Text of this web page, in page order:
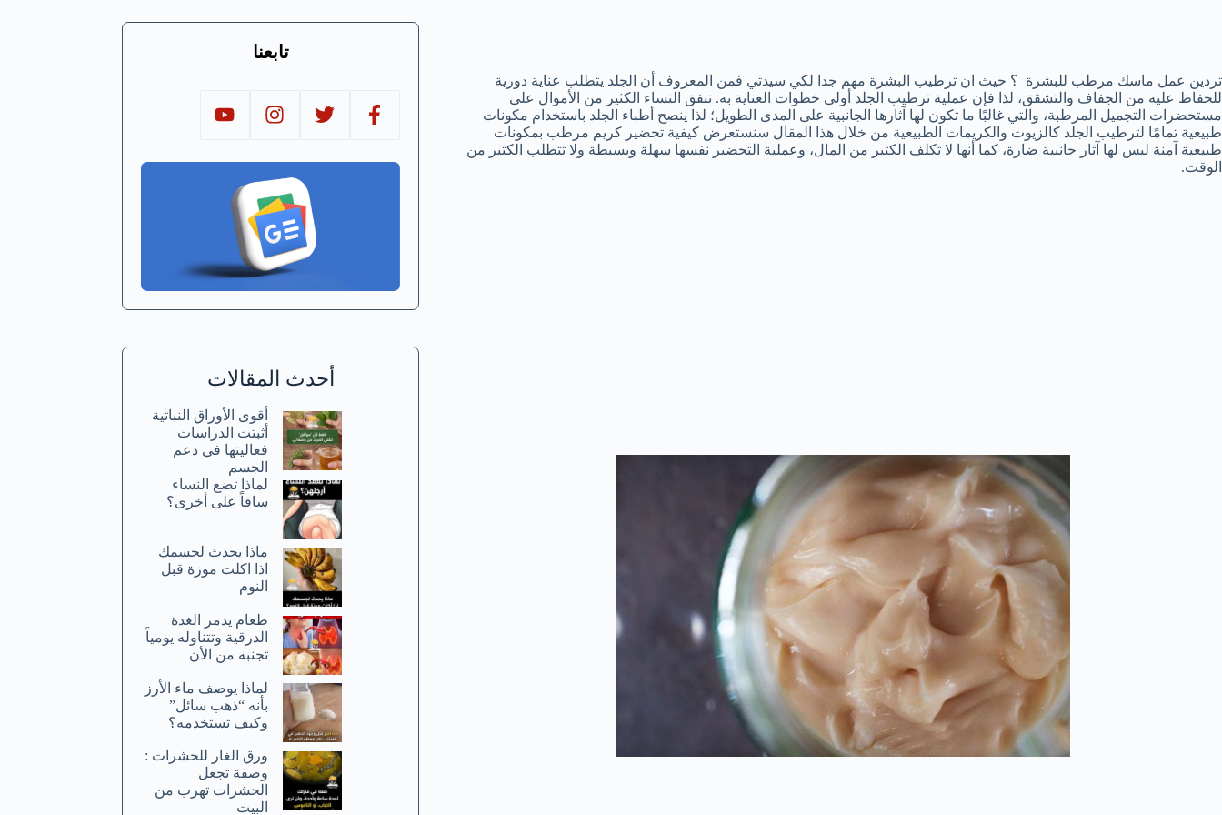
تردين عمل ماسك مرطب للبشرة ؟ حيث ان ترطيب البشرة مهم جدا لكي سيدتي فمن المعروف أن الجلد يتطلب عناية دورية
للحفاظ عليه من الجفاف والتشقق، لذا فإن عملية ترطيب الجلد أولى خطوات العناية به. تنفق النساء الكثير من الأموال على
مستحضرات التجميل المرطبة، والتي غالبًا ما تكون لها آثارها الجانبية على المدى الطويل؛ لذا ينصح أطباء الجلد باستخدام مكونات
طبيعية تمامًا لترطيب الجلد كالزيوت والكريمات الطبيعية من خلال هذا المقال سنستعرض كيفية تحضير كريم مرطب بمكونات
طبيعية آمنة ليس لها آثار جانبية ضارة، كما أنها لا تكلف الكثير من المال، وعملية التحضير نفسها سهلة وبسيطة ولا تتطلب الكثير من
الوقت.
تابعنا
أحدث المقالات
أقوى الأوراق النباتية
أثبتت الدراسات
فعاليتها في دعم
الجسم
لماذا تضع النساء
ساقاً على أخرى؟
ماذا يحدث لجسمك
اذا اكلت موزة قبل
النوم
طعام يدمر الغدة
الدرقية وتتناوله يومياً
تجنبه من الأن
لماذا يوصف ماء الأرز
بأنه “ذهب سائل”
وكيف تستخدمه؟
ورق الغار للحشرات :
وصفة تجعل
الحشرات تهرب من
البيت